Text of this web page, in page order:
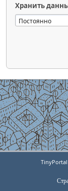
Хранить
TinyPortal